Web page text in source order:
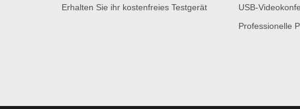
Erhalten Sie ihr kostenfreies Testgerät
USB-
Professionelle